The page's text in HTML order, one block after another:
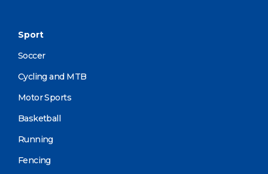
Sport
Soccer
Cycling and MTB
Motor Sports
Basketball
Running
Fencing